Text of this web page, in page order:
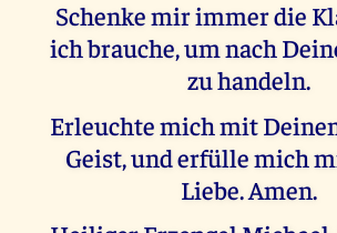
Schenke mir immer die
ich brauche, um nach
zu handeln.
Erleuchte mich mit
Geist, und erfülle mich
Liebe. Amen.